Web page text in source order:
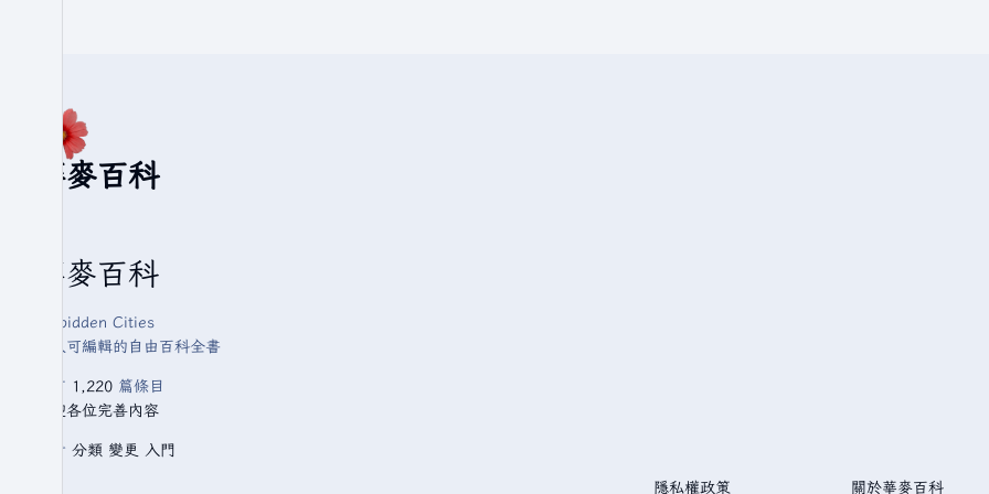
華麥百科
華麥百科
Forbidden Cities
人人可編輯的自由百科全書
已有 1,220 篇條目
歡迎各位完善內容
查看 分類 變更 入門
隱私權政策 關於華麥百科